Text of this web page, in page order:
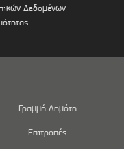
Δεδομένων
Γραμμή Δημότη
Επιτροπές